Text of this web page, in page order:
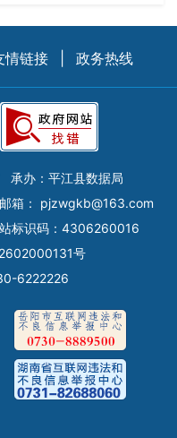
情链接 政务热线
承办：平江县数据局
箱： pjzwgkb@163.com
标识码：4306260016
号
6222226